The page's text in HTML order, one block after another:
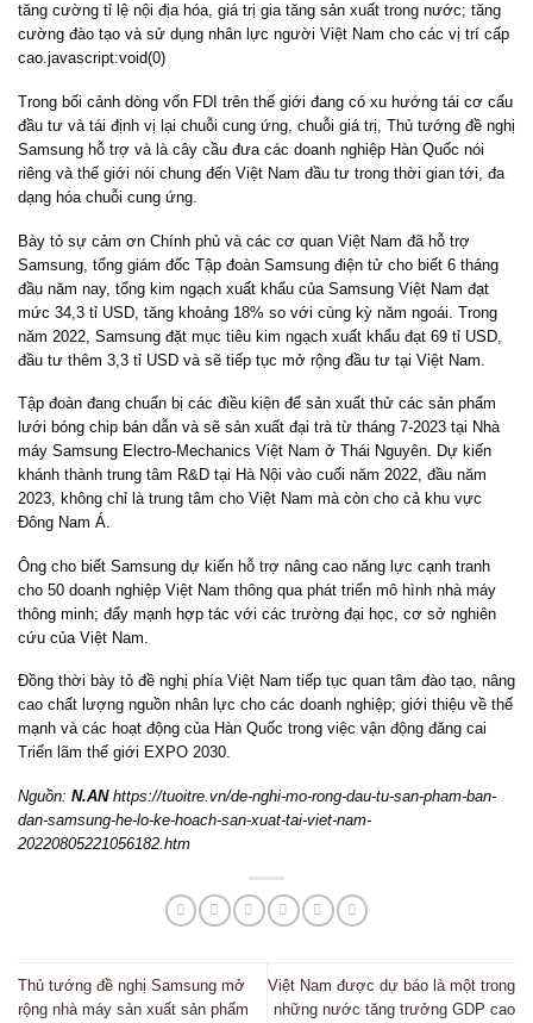
tăng cường tỉ lệ nội địa hóa, giá trị gia tăng sản xuất trong nước; tăng
cường đào tạo và sử dụng nhân lực người Việt Nam cho các vị trí cấp
cao.javascript:void(0)
Trong bối cảnh dòng vốn FDI trên thế giới đang có xu hướng tái cơ cấu
đầu tư và tái định vị lại chuỗi cung ứng, chuỗi giá trị, Thủ tướng đề nghị
Samsung hỗ trợ và là cây cầu đưa các doanh nghiệp Hàn Quốc nói
riêng và thế giới nói chung đến Việt Nam đầu tư trong thời gian tới, đa
dạng hóa chuỗi cung ứng.
Bày tỏ sự cảm ơn Chính phủ và các cơ quan Việt Nam đã hỗ trợ
Samsung, tổng giám đốc Tập đoàn Samsung điện tử cho biết 6 tháng
đầu năm nay, tổng kim ngạch xuất khẩu của Samsung Việt Nam đạt
mức 34,3 tỉ USD, tăng khoảng 18% so với cùng kỳ năm ngoái. Trong
năm 2022, Samsung đặt mục tiêu kim ngạch xuất khẩu đạt 69 tỉ USD,
đầu tư thêm 3,3 tỉ USD và sẽ tiếp tục mở rộng đầu tư tại Việt Nam.
Tập đoàn đang chuẩn bị các điều kiện để sản xuất thử các sản phẩm
lưới bóng chip bán dẫn và sẽ sản xuất đại trà từ tháng 7-2023 tại Nhà
máy Samsung Electro-Mechanics Việt Nam ở Thái Nguyên. Dự kiến
khánh thành trung tâm R&D tại Hà Nội vào cuối năm 2022, đầu năm
2023, không chỉ là trung tâm cho Việt Nam mà còn cho cả khu vực
Đông Nam Á.
Ông cho biết Samsung dự kiến hỗ trợ nâng cao năng lực cạnh tranh
cho 50 doanh nghiệp Việt Nam thông qua phát triển mô hình nhà máy
thông minh; đẩy mạnh hợp tác với các trường đại học, cơ sở nghiên
cứu của Việt Nam.
Đồng thời bày tỏ đề nghị phía Việt Nam tiếp tục quan tâm đào tạo, nâng
cao chất lượng nguồn nhân lực cho các doanh nghiệp; giới thiệu về thế
mạnh và các hoạt động của Hàn Quốc trong việc vận động đăng cai
Triển lãm thế giới EXPO 2030.
Nguồn: N.AN https://tuoitre.vn/de-nghi-mo-rong-dau-tu-san-pham-ban-
dan-samsung-he-lo-ke-hoach-san-xuat-tai-viet-nam-
20220805221056182.htm
Thủ tướng đề nghị Samsung mở
rộng nhà máy sản xuất sản phẩm
Việt Nam được dự báo là một trong
những nước tăng trưởng GDP cao